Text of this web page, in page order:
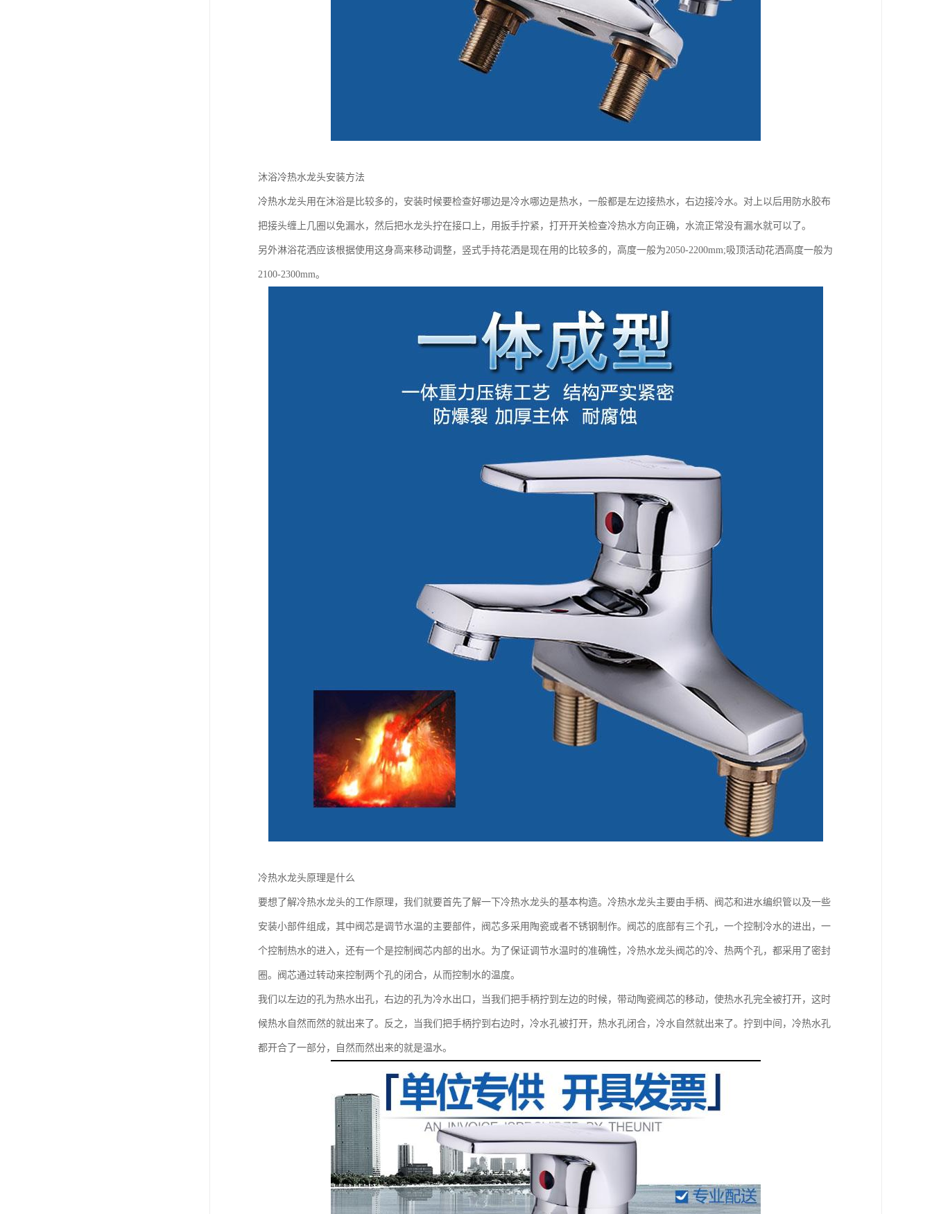
沐浴冷热水龙头安装方法
冷热水龙头用在沐浴是比较多的，安装时候要检查好哪边是冷水哪边是热水，一般都是左边接热水，右边接冷水。对上以后用防水胶布
把接头缠上几圈以免漏水，然后把水龙头拧在接口上，用扳手拧紧，打开开关检查冷热水方向正确，水流正常没有漏水就可以了。
另外淋浴花洒应该根据使用这身高来移动调整，竖式手持花洒是现在用的比较多的，高度一般为2050-2200mm;吸顶活动花洒高度一般为
2100-2300mm。
冷热水龙头原理是什么
要想了解冷热水龙头的工作原理，我们就要首先了解一下冷热水龙头的基本构造。冷热水龙头主要由手柄、阀芯和进水编织管以及一些
安装小部件组成，其中阀芯是调节水温的主要部件，阀芯多采用陶瓷或者不锈钢制作。阀芯的底部有三个孔，一个控制冷水的进出，一
个控制热水的进入，还有一个是控制阀芯内部的出水。为了保证调节水温时的准确性，冷热水龙头阀芯的冷、热两个孔，都采用了密封
圈。阀芯通过转动来控制两个孔的闭合，从而控制水的温度。
我们以左边的孔为热水出孔，右边的孔为冷水出口，当我们把手柄拧到左边的时候，带动陶瓷阀芯的移动，使热水孔完全被打开，这时
候热水自然而然的就出来了。反之，当我们把手柄拧到右边时，冷水孔被打开，热水孔闭合，冷水自然就出来了。拧到中间，冷热水孔
都开合了一部分，自然而然出来的就是温水。